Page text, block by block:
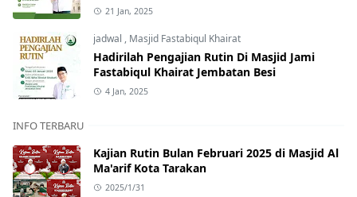
21 Jan, 2025
jadwal , Masjid Fastabiqul Khairat
Hadirilah Pengajian Rutin Di Masjid Jami
Fastabiqul Khairat Jembatan Besi
4 Jan, 2025
INFO TERBARU
Kajian Rutin Bulan Februari 2025 di Masjid Al
Ma'arif Kota Tarakan
2025/1/31